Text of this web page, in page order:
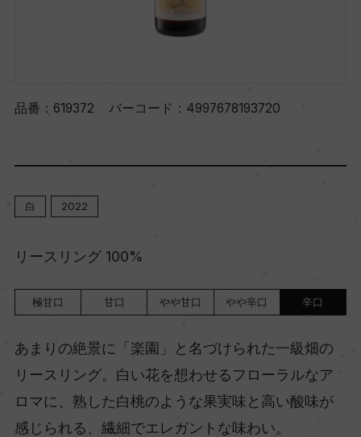
品番： 619372 バーコード： 4997678193720
白 2022
リースリング 100%
極甘口 甘口 やや甘口 やや辛口 辛口
あまりの絶景に「楽園」と名づけられた一級畑の
リースリング。白い花を想わせるフローラルなア
ロマに、熟した白桃のような果実味と高い酸味が
感じられる、繊細でエレガントな味わい。